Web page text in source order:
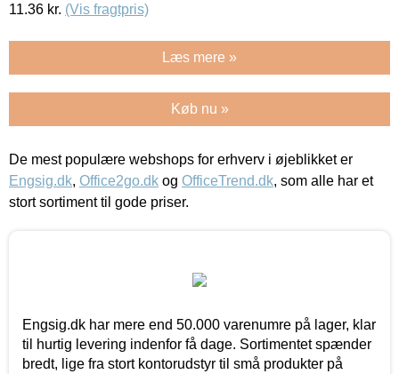
11.36 kr. (Vis fragtpris)
Læs mere »
Køb nu »
De mest populære webshops for erhverv i øjeblikket er
Engsig.dk, Office2go.dk og OfficeTrend.dk, som alle har et
stort sortiment til gode priser.
Engsig.dk har mere end 50.000 varenumre på lager, klar
til hurtig levering indenfor få dage. Sortimentet spænder
bredt, lige fra stort kontorudstyr til små produkter på